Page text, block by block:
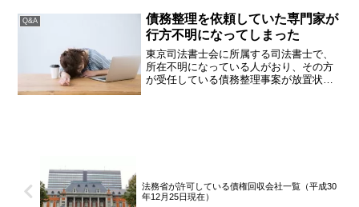
モス）、ネットカード、クレディア等の
取り立てが厳しい業者の従...
Q&A
債務整理を依頼していた専門家が
行方不明になってしまった
東京司法書士会に所属する司法書士で、
所在不明になっている人がおり、その方
が受任している債務整理事案が放置状態
法務省が許可している債権回収会社一覧（平成30
年12月25日現在）